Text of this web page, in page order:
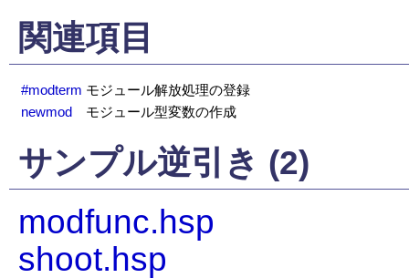
関連項目
#modterm モジュール解放処理の登録
newmod
モジュール型変数の作成
サンプル逆引き (2)
modfunc.hsp
shoot.hsp